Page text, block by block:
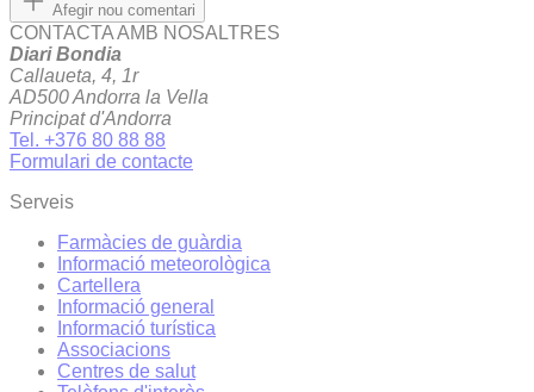
Afegir nou comentari
CONTACTA AMB NOSALTRES
Diari Bondia
Callaueta, 4, 1r
AD500 Andorra la Vella
Principat d'Andorra
Tel. +376 80 88 88
Formulari de contacte
Serveis
Farmàcies de guàrdia
Informació meteorològica
Cartellera
Informació general
Informació turística
Associacions
Centres de salut